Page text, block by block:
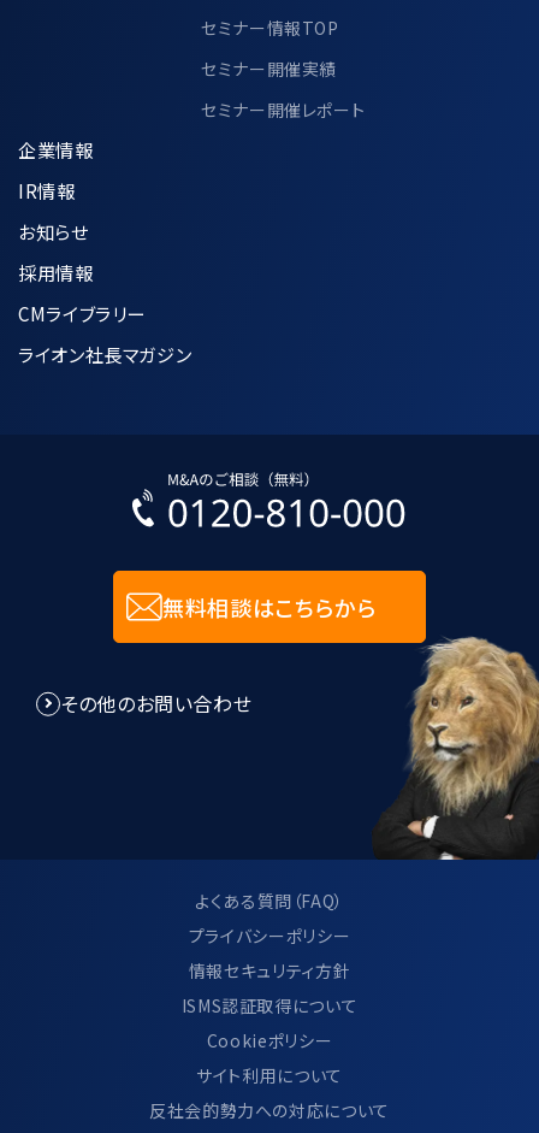
セミナー情報TOP
セミナー開催実績
セミナー開催レポート
企業情報
IR情報
お知らせ
採用情報
CMライブラリー
ライオン社長マガジン
無料相談はこちらから
その他のお問い合わせ
よくある質問（FAQ）
プライバシーポリシー
情報セキュリティ方針
ISMS認証取得について
Cookieポリシー
サイト利用について
反社会的勢力への対応について